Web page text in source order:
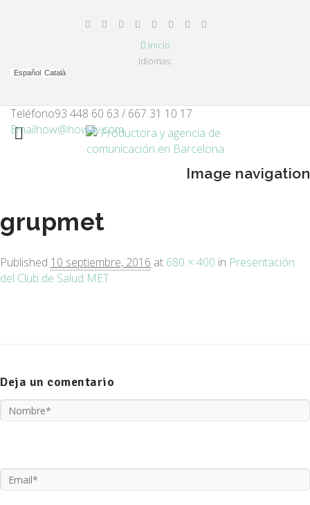
Inicio
Idiomas:
Español Català
Teléfono93 448 60 63 / 667 31 10 17
Emailhow@howav.com
Image navigation
grupmet
Published 10 septiembre, 2016 at 680 × 400 in Presentación
del Club de Salud MET
Deja un comentario